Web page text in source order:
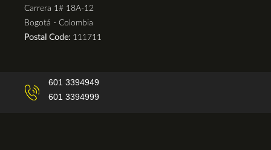
Carrera 1# 18A-12
Bogotá - Colombia
Postal Code: 111711
601 3394949
601 3394999